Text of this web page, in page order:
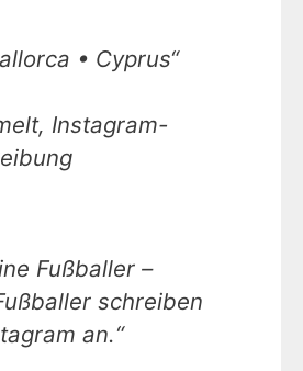
• Cyprus“
Instagram-
Fußballer –
schreiben
an.“